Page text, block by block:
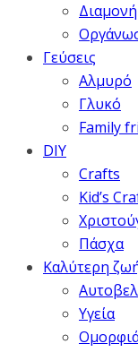
Διαμονή
Γεύσεις
Αλμυρό
Γλυκό
Family
DIY
Crafts
Kid’s
Πάσχα
Καλύτερη
Υγεία